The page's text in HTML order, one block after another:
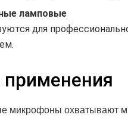
ламповые
для
микрофоны охватывают